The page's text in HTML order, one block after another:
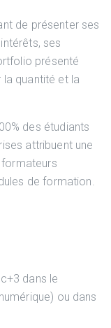
de présenter ses
ses
présenté
la quantité et la
des étudiants
attribuent une
de formation.
dans le
ou dans